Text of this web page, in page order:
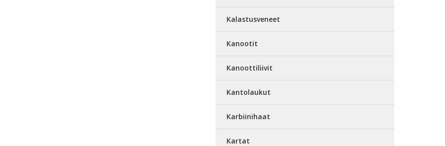
Kalastusveneet
Kanootit
Kanoottiliivit
Kantolaukut
Karbiinihaat
Kartat